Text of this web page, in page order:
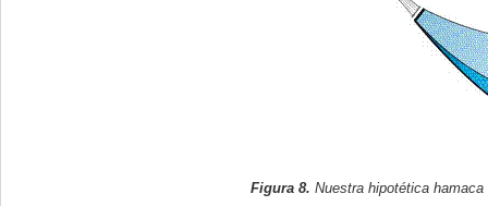
Figura 8. Nuestra hipotética hamaca